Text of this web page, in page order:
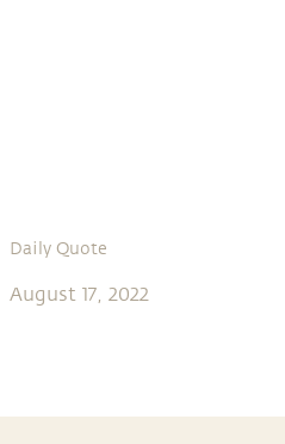
Daily Quote
August 17, 2022